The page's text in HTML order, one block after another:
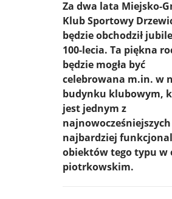
Za dwa lata Miejsko-
Klub Sportowy
będzie obchodził
100-lecia. Ta piękna
będzie mogła być
celebrowana m.in. w
budynku klubowym,
jest jednym z
najbardziej
obiektów tego typu w
piotrkowskim.